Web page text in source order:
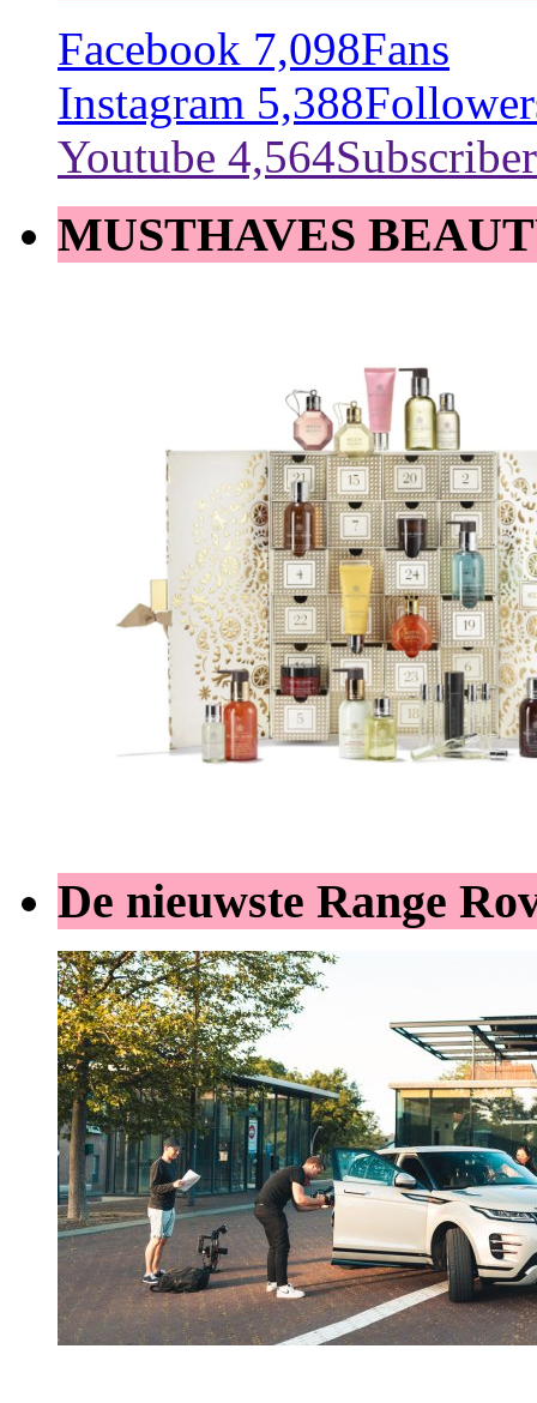
Facebook 7,098Fans
Instagram 5,388
Youtube 4,564Subscriber
MUSTHAVES
De nieuwste Range